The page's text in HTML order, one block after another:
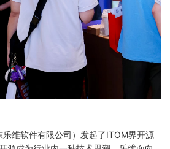
维软件有限公司）发起了ITOM界开源